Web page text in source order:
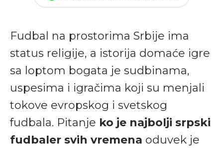
Fudbal na prostorima Srbije ima
status religije, a istorija domaće igre
sa loptom bogata je sudbinama,
uspesima i igračima koji su menjali
tokove evropskog i svetskog
fudbala. Pitanje ko je najbolji srpski
fudbaler svih vremena oduvek je